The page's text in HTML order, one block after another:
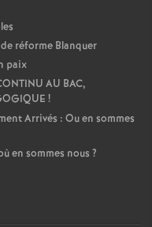
réforme Blanquer
paix
AU BAC,
!
Arrivés : Ou en sommes
en sommes nous ?